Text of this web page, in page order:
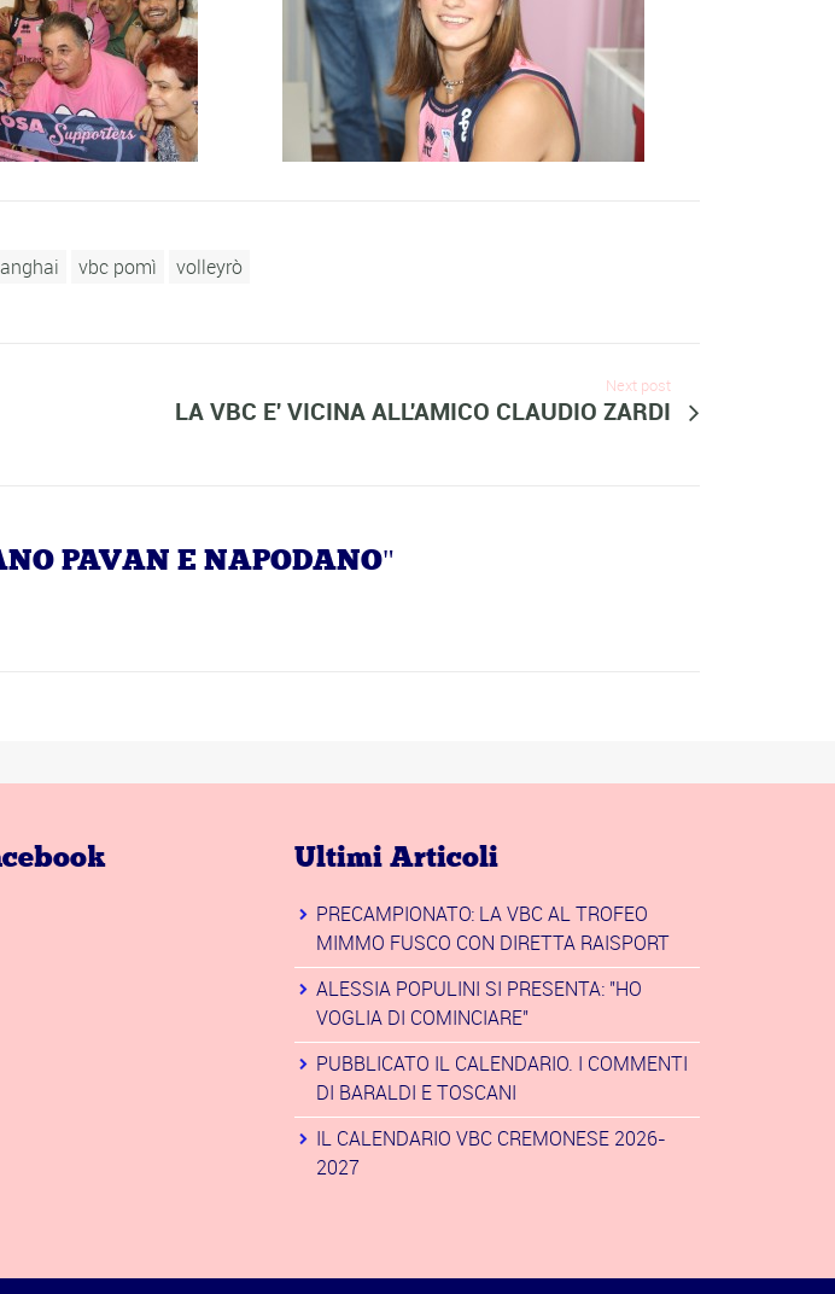
vbc pomì volleyrò
Next post
LA VBC E' VICINA ALL'AMICO CLAUDIO ZARDI
PAVAN E NAPODANO"
Ultimi Articoli
PRECAMPIONATO: LA VBC AL TROFEO
MIMMO FUSCO CON DIRETTA RAISPORT
ALESSIA POPULINI SI PRESENTA: "HO
VOGLIA DI COMINCIARE"
PUBBLICATO IL CALENDARIO. I COMMENTI
DI BARALDI E TOSCANI
IL CALENDARIO VBC CREMONESE 2026-
2027